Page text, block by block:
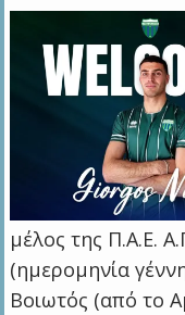
μέλος της Π.Α.Ε.
(ημερομηνία
Βοιωτός (από το